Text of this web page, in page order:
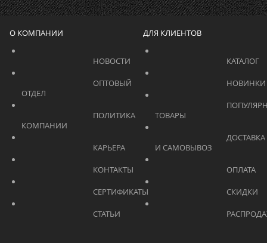
О КОМПАНИИ
			    		КАРЬЕРА
ДЛЯ КЛИЕНТОВ